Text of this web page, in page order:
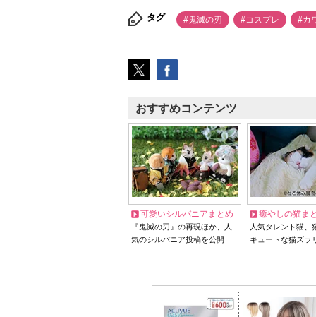
タグ #鬼滅の刃 #コスプレ #カ
おすすめコンテンツ
可愛いシルバニアまとめ
『鬼滅の刃』の再現ほか、人
気のシルバニア投稿を公開
癒やしの猫ま
人気タレント猫
キュートな猫ズラ